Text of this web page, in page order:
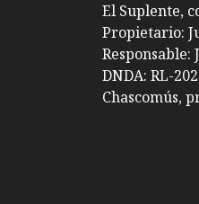
El Suplente,
Propietario:
Responsable:
DNDA: RL-
Chascomús,